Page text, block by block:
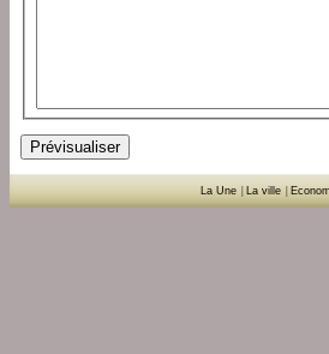
La Une La ville